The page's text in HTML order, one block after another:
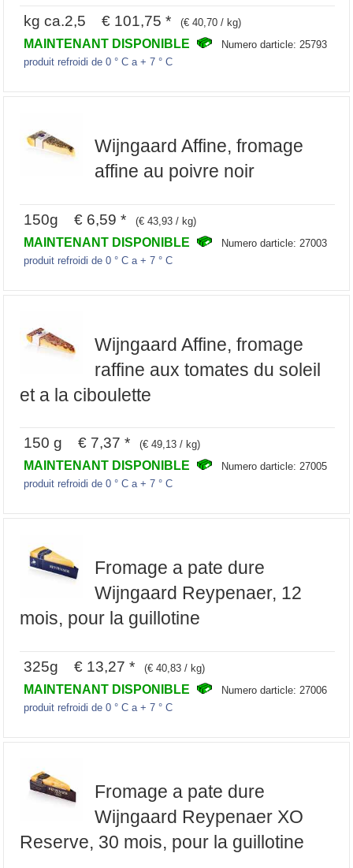
kg ca.2,5 € 101,75 * (€ 40,70 / kg)
MAINTENANT DISPONIBLE
Numero darticle: 25793
produit refroidi de 0 ° C a + 7 ° C
Wijngaard Affine, fromage
affine au poivre noir
150g € 6,59 * (€ 43,93 / kg)
MAINTENANT DISPONIBLE
Numero darticle: 27003
produit refroidi de 0 ° C a + 7 ° C
Wijngaard Affine, fromage
raffine aux tomates du soleil
et a la ciboulette
150 g € 7,37 * (€ 49,13 / kg)
MAINTENANT DISPONIBLE
Numero darticle: 27005
produit refroidi de 0 ° C a + 7 ° C
Fromage a pate dure
Wijngaard Reypenaer, 12
mois, pour la guillotine
325g € 13,27 * (€ 40,83 / kg)
MAINTENANT DISPONIBLE
Numero darticle: 27006
produit refroidi de 0 ° C a + 7 ° C
Fromage a pate dure
Wijngaard Reypenaer XO
Reserve, 30 mois, pour la guillotine